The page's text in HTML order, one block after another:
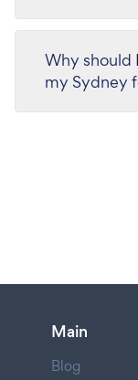
Why should
my Sydney
Main
Blog